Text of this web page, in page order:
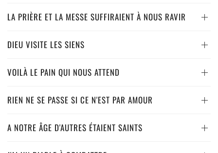
LA PRIÈRE ET LA MESSE SUFFIRAIENT À NOUS RAVIR
DIEU VISITE LES SIENS
VOILÀ LE PAIN QUI NOUS ATTEND
RIEN NE SE PASSE SI CE N'EST PAR AMOUR
A NOTRE ÂGE D'AUTRES ÉTAIENT SAINTS